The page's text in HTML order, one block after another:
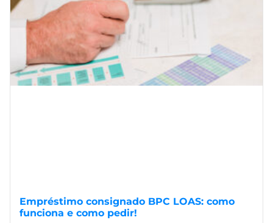
Empréstimo consignado BPC LOAS: como
funciona e como pedir!